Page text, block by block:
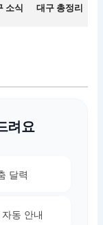
소식 대구 총정리
려요
달력
동 안내